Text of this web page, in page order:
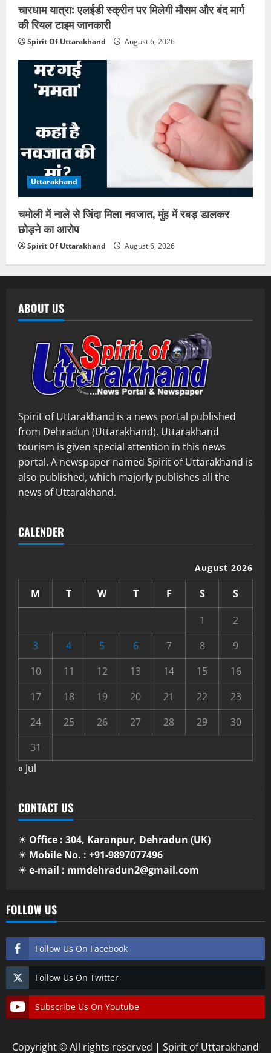
चारधाम यात्रा: एलईडी स्क्रीन पर मिलेगी मौसम और बंद मार्ग
की रियल टाइम जानकारी
Spirit Of Uttarakhand August 6, 2026
Uttarakhand
चमोली में नाले से जिंदा मिला नवजात, मुंह में रबड़ डालकर
छोड़ने का आरोप
Spirit Of Uttarakhand August 6, 2026
ABOUT US
Spirit of Uttarakhand is a news portal published
from Dehradun (Uttarakhand). Uttarakhand
tourism is given special attention in this news
portal. A newspaper named Spirit of Uttarakhand is
also published, which majorly publishes all the
news of Uttarakhand.
CALENDER
August 2026
M T W T F S
S
1
2
3
4 5 6 7 8
9
10
11 12 13 14 15
16
17
18 19 20 21 22
23
24
25 26 27 28 29
30
31
« Jul
CONTACT US
☀ Office : 304, Karanpur, Dehradun (UK)
☀ Mobile No. : +91-9897077496
☀ e-mail : mmdehradun2@gmail.com
FOLLOW US
Follow Us On Facebook
Follow Us On Twitter
Subscribe Us On Youtube
Copyright © All rights reserved | Spirit of Uttarakhand